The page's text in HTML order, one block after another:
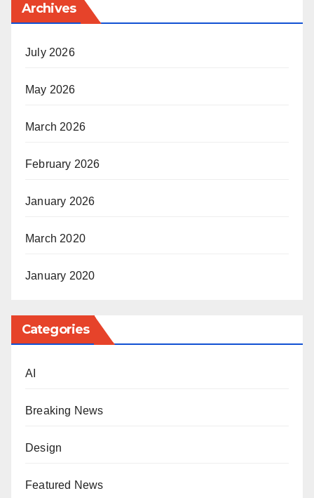
Archives
July 2026
May 2026
March 2026
February 2026
January 2026
March 2020
January 2020
Categories
AI
Breaking News
Design
Featured News